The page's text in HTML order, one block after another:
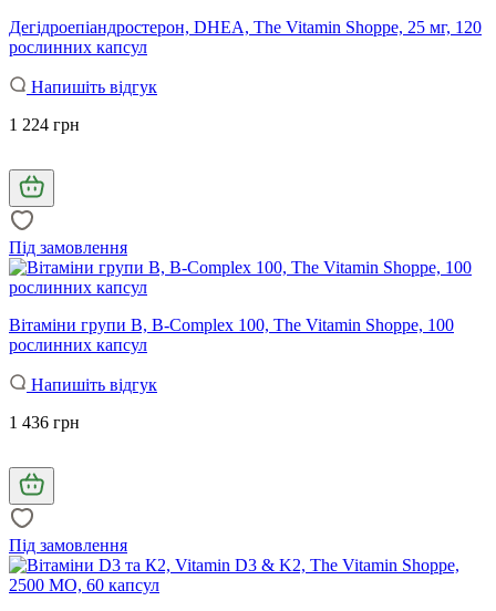
Дегідроепіандростерон, DHEA, The Vitamin Shoppe, 25 мг, 120
рослинних капсул
Напишіть відгук
1 224 грн
Під замовлення
Вітаміни групи B, B-Complex 100, The Vitamin Shoppe, 100
рослинних капсул
Напишіть відгук
1 436 грн
Під замовлення